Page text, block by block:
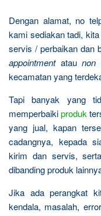
Dengan alamat, no
kami sediakan tadi,
servis / perbaikan dan
appointmentataunon
kecamatan yang
Tapi banyak yang
memperbaikiproduk
yang jual, kapan
cadangnya, kepada
kirim dan servis,
dibanding produk
Jika ada perangkat
kendala, masalah,